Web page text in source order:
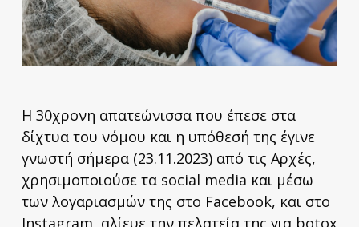
Η 30χρονη απατεώνισσα που έπεσε στα
δίχτυα του νόμου και η υπόθεσή της έγινε
γνωστή σήμερα (23.11.2023) από τις Αρχές,
χρησιμοποιούσε τα social media και μέσω
των λογαριασμών της στο Facebook, και στο
Instagram, αλίευε την πελατεία της για botox